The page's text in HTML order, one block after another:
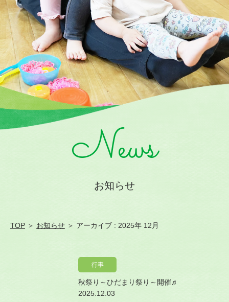
News
お知らせ
TOP ＞ お知らせ ＞ アーカイブ : 2025年 12月
行事
秋祭り～ひだまり祭り～開催♬
2025.12.03